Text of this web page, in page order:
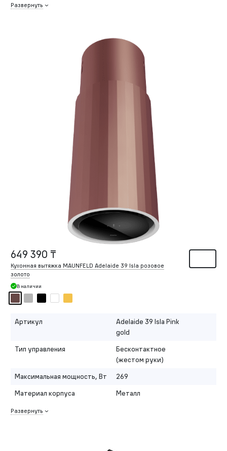
Развернуть
649 390 ₸
Кухонная вытяжка MAUNFELD Adelaide 39 Isla розовое
золото
В наличии
Артикул
Adelaide 39 Isla Pink
gold
Тип управления
Бесконтактное
(жестом руки)
Максимальная мощность, Вт
269
Материал корпуса
Металл
Развернуть